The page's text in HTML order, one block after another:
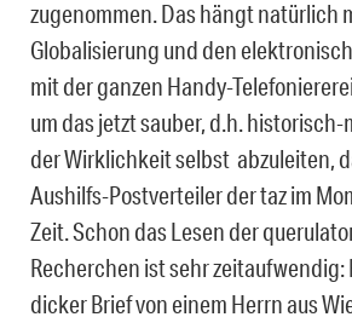
zugenommen. Das hängt natürlich
Globalisierung und den
mit der ganzen Handy-
um das jetzt sauber, d.h.
der Wirklichkeit selbst abzuleiten,
Aushilfs-Postverteiler der taz im
Zeit. Schon das Lesen der
Recherchen ist sehr zeitaufwendig:
dicker Brief von einem Herrn aus